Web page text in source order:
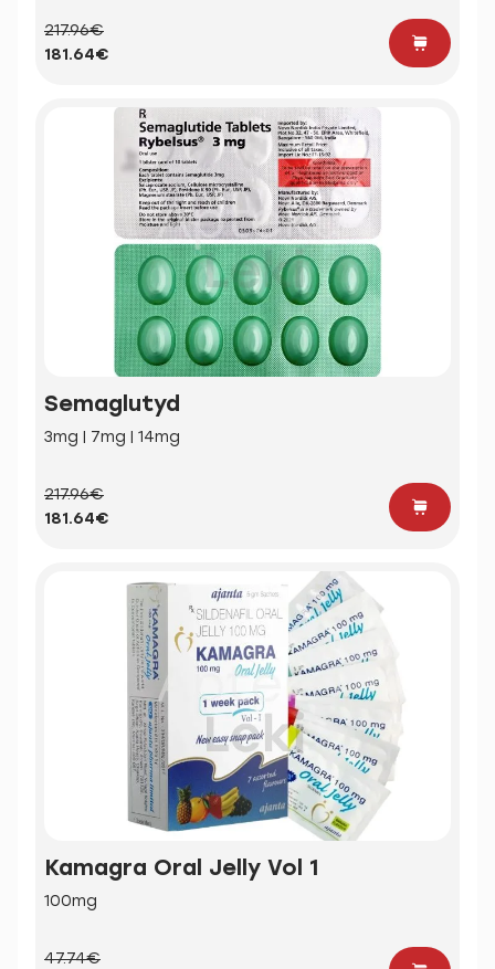
217.96€
181.64€
Semaglutyd
3mg | 7mg | 14mg
217.96€
181.64€
Kamagra Oral Jelly Vol 1
100mg
47.74€